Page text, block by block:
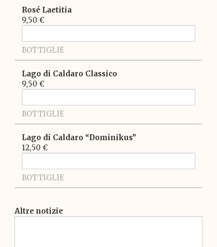
Rosé Laetitia
9,50 €
BOTTIGLIE
Lago di Caldaro Classico
9,50 €
BOTTIGLIE
Lago di Caldaro “Dominikus”
12,50 €
BOTTIGLIE
Altre notizie